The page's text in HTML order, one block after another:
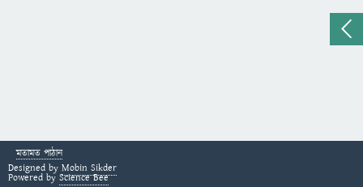
মতামত পাঠান
Designed by Mobin Sikder
Powered by Science Bee